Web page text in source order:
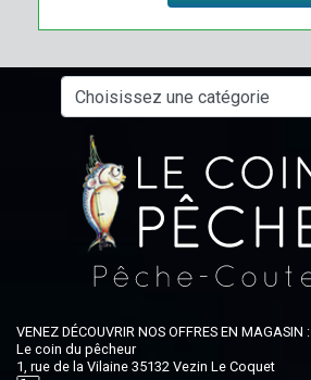
VENEZ DÉCOUVRIR NOS OFFRES EN MAGASIN :
Le coin du pêcheur
1, rue de la Vilaine 35132 Vezin Le Coquet